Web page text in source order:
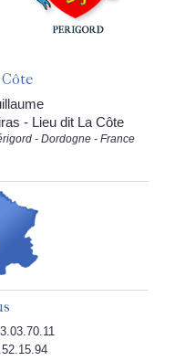
Côte
- Lieu dit La Côte
- Dordogne - France